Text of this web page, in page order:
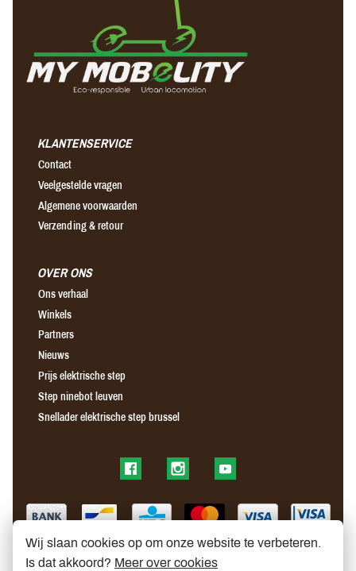
KLANTENSERVICE
Contact
Veelgestelde vragen
Algemene voorwaarden
Verzending & retour
OVER ONS
Ons verhaal
Winkels
Partners
Nieuws
Prijs elektrische step
Step ninebot leuven
Snellader elektrische step brussel
Find us on FacebookFind us on InstagramFind us on YouTube
Wij slaan cookies op om onze website te verbeteren.
Is dat akkoord? Meer over cookies